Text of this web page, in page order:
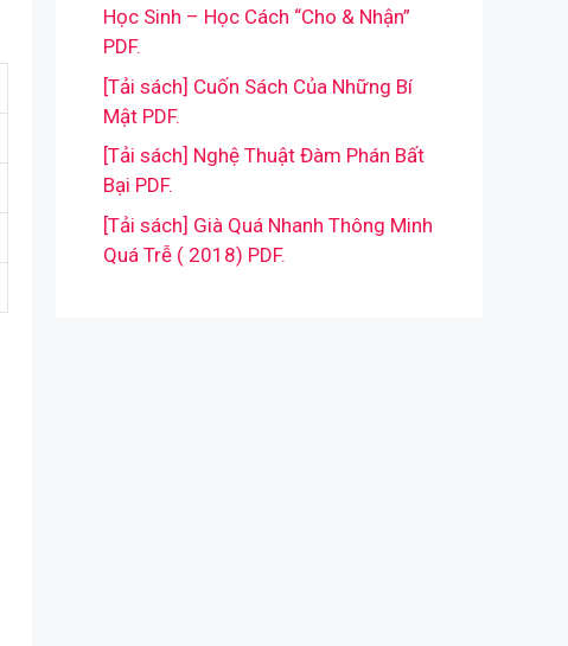
Học Sinh – Học Cách “Cho & Nhận”
PDF.
[Tải sách] Cuốn Sách Của Những Bí
Mật PDF.
[Tải sách] Nghệ Thuật Đàm Phán Bất
Bại PDF.
[Tải sách] Già Quá Nhanh Thông Minh
Quá Trễ ( 2018) PDF.